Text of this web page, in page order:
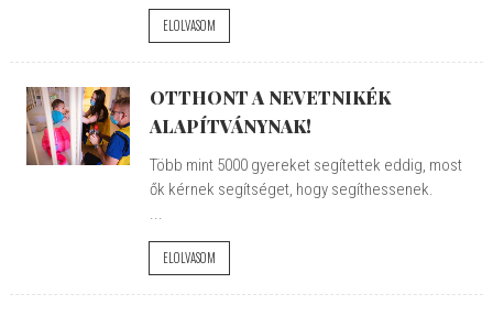
ELOLVASOM
OTTHONT A NEVETNIKÉK
ALAPÍTVÁNYNAK!
Több mint 5000 gyereket segítettek eddig, most
ők kérnek segítséget, hogy segíthessenek.
...
ELOLVASOM